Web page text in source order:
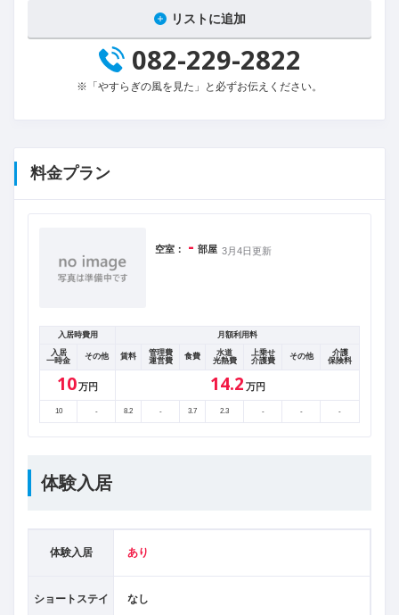
リストに追加
082-229-2822
※「やすらぎの風を見た」と必ずお伝えください。
料金プラン
3月4日更新
空室： - 部屋
入居時費用
月額利用料
入居
一時金
その他 賃料
管理費
運営費
食費
水道
光熱費
上乗せ
介護費
その他
介護
保険料
10万円 14.2 万円
10 - 8.2 - 3.7 2.3 - - -
体験入居
体験入居 あり
ショートステイ なし